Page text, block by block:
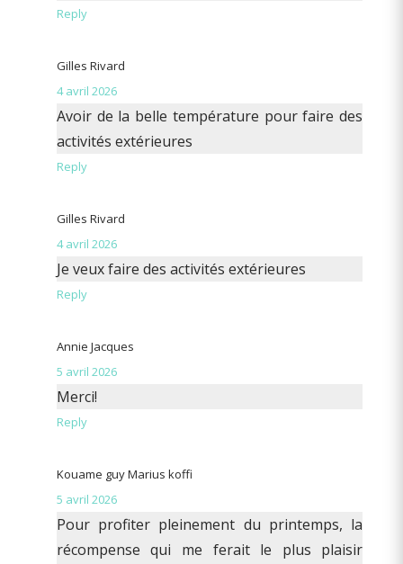
Reply
Gilles Rivard
4 avril 2026
Avoir de la belle température pour faire des
activités extérieures
Reply
Gilles Rivard
4 avril 2026
Je veux faire des activités extérieures
Reply
Annie Jacques
5 avril 2026
Merci!
Reply
Kouame guy Marius koffi
5 avril 2026
Pour profiter pleinement du printemps, la
récompense qui me ferait le plus plaisir